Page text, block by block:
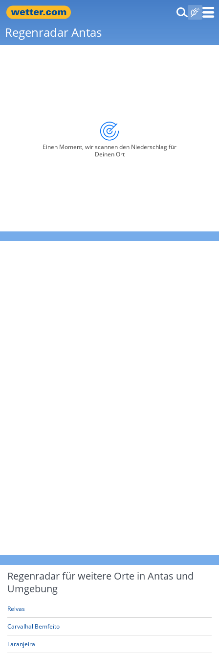
Regenradar Antas
Einen Moment, wir scannen den Niederschlag für
Deinen Ort
Regenradar für weitere Orte in Antas und
Umgebung
Relvas
Carvalhal Bemfeito
Laranjeira